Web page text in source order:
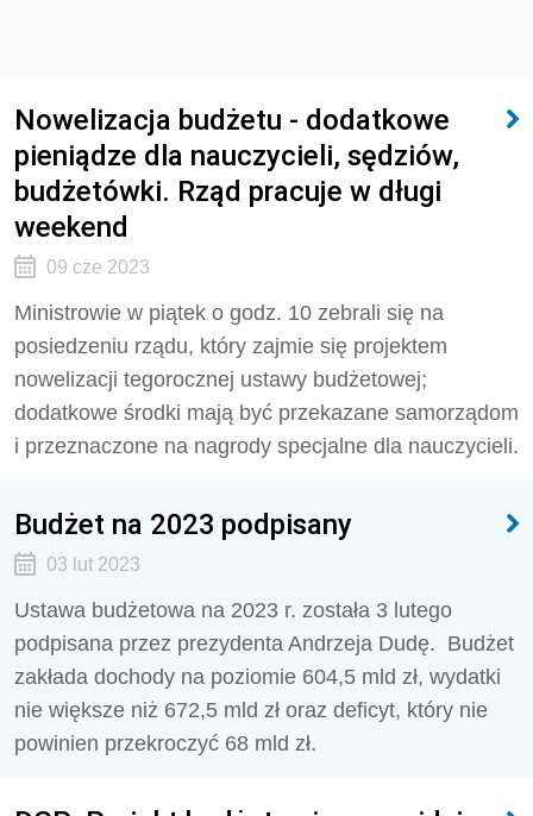
Nowelizacja budżetu - dodatkowe
pieniądze dla nauczycieli, sędziów,
budżetówki. Rząd pracuje w długi
weekend
09 cze 2023
Ministrowie w piątek o godz. 10 zebrali się na
posiedzeniu rządu, który zajmie się projektem
nowelizacji tegorocznej ustawy budżetowej;
dodatkowe środki mają być przekazane samorządom
i przeznaczone na nagrody specjalne dla nauczycieli.
Budżet na 2023 podpisany
03 lut 2023
Ustawa budżetowa na 2023 r. została 3 lutego
podpisana przez prezydenta Andrzeja Dudę. Budżet
zakłada dochody na poziomie 604,5 mld zł, wydatki
nie większe niż 672,5 mld zł oraz deficyt, który nie
powinien przekroczyć 68 mld zł.